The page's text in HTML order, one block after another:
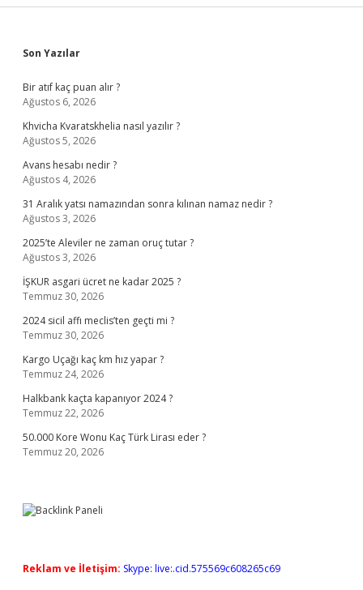
Sidebar
Son Yazılar
Bir atıf kaç puan alır ?
Ağustos 6, 2026
Khvicha Kvaratskhelia nasıl yazılır ?
Ağustos 5, 2026
Avans hesabı nedir ?
Ağustos 4, 2026
31 Aralık yatsı namazından sonra kılınan namaz nedir ?
Ağustos 3, 2026
2025’te Aleviler ne zaman oruç tutar ?
Ağustos 3, 2026
İŞKUR asgari ücret ne kadar 2025 ?
Temmuz 30, 2026
2024 sicil affı meclis’ten geçti mi ?
Temmuz 30, 2026
Kargo Uçağı kaç km hız yapar ?
Temmuz 24, 2026
Halkbank kaçta kapanıyor 2024 ?
Temmuz 22, 2026
50.000 Kore Wonu Kaç Türk Lirası eder ?
Temmuz 20, 2026
Reklam ve İletişim: Skype: live:.cid.575569c608265c69